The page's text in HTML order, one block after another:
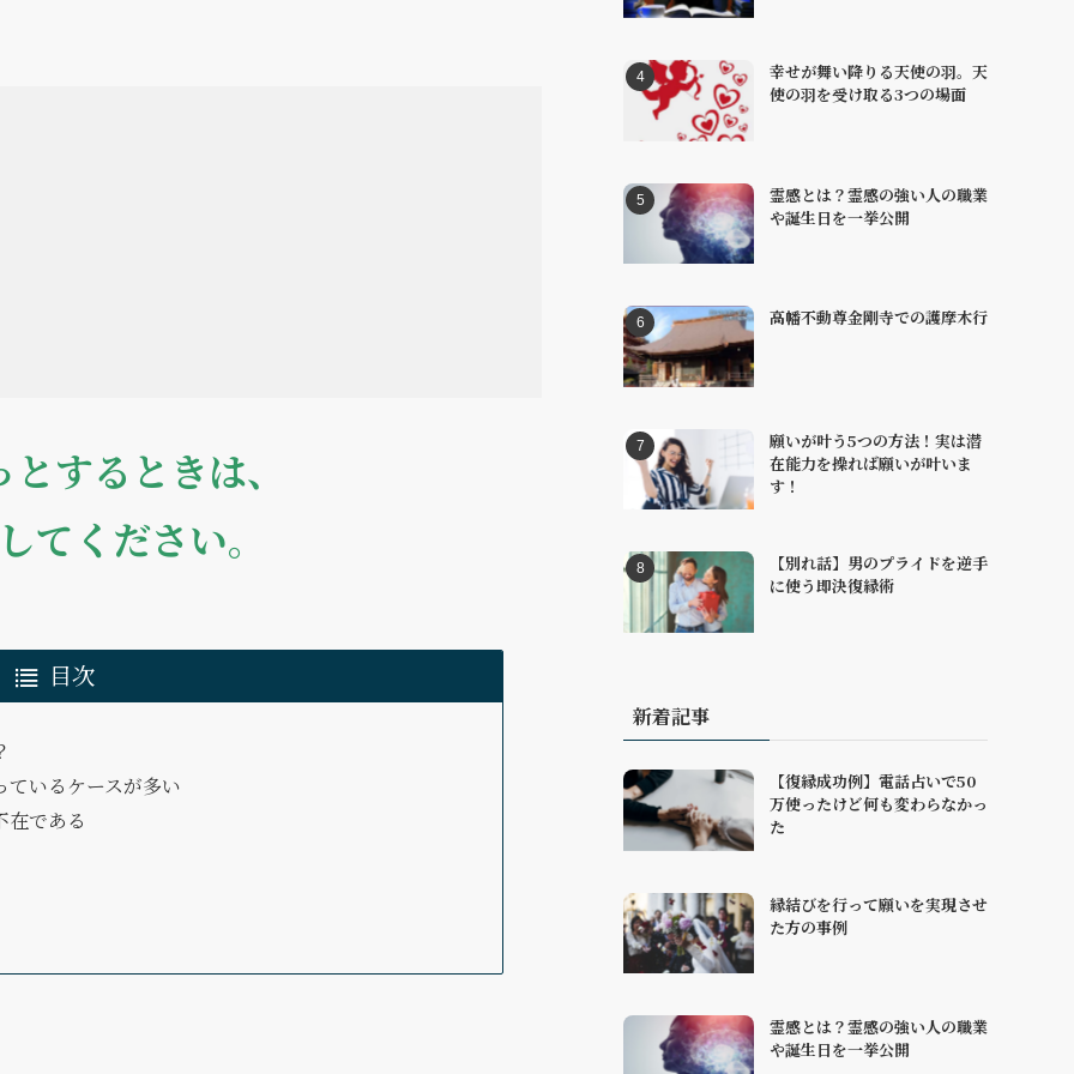
するときは、
てください。
目次
ているケースが多い
在である
幸せが舞い降りる天使の羽。天
使の羽を受け取る3つの場面
霊感とは？霊感の強い人の職業
や誕生日を一挙公開
高幡不動尊金剛寺での護摩木行
願いが叶う5つの方法！実は潜
在能力を操れば願いが叶いま
す！
【別れ話】男のプライドを逆手
に使う即決復縁術
新着記事
【復縁成功例】電話占いで50
万使ったけど何も変わらなかっ
た
縁結びを行って願いを実現させ
た方の事例
霊感とは？霊感の強い人の職業
や誕生日を一挙公開